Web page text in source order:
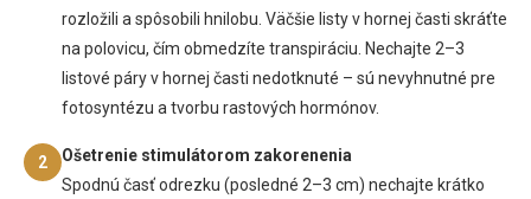
rozložili a spôsobili hnilobu. Väčšie listy v hornej časti skráťte
na polovicu, čím obmedzíte transpiráciu. Nechajte 2–3
listové páry v hornej časti nedotknuté – sú nevyhnutné pre
fotosyntézu a tvorbu rastových hormónov.
2
Ošetrenie stimulátorom zakorenenia
Spodnú časť odrezku (posledné 2–3 cm) nechajte krátko